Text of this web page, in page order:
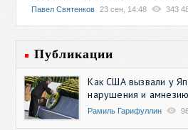
Павел Святенков 23 сен, 14:48 343
Публикации
Как США вызвали у
нарушения и
Рамиль Гарифуллин